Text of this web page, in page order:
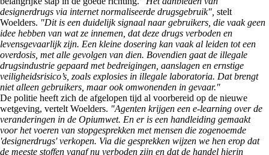
designerdrugs via internet normaliseerde drugsgebruik", stelt
Woelders. "Dit is een duidelijk signaal naar gebruikers, die vaak geen
idee hebben van wat ze innemen, dat deze drugs verboden en
levensgevaarlijk zijn. Een kleine dosering kan vaak al leiden tot een
overdosis, met alle gevolgen van dien. Bovendien gaat de illegale
drugsindustrie gepaard met bedreigingen, aanslagen en ernstige
veiligheidsrisico’s, zoals explosies in illegale laboratoria. Dat brengt
niet alleen gebruikers, maar ook omwonenden in gevaar."
De politie heeft zich de afgelopen tijd al voorbereid op de nieuwe
wetgeving, vertelt Woelders. "Agenten krijgen een e-learning over de
veranderingen in de Opiumwet. En er is een handleiding gemaakt
voor het voeren van stopgesprekken met mensen die zogenoemde
'designerdrugs' verkopen. Via die gesprekken wijzen we hen erop dat
de meeste stoffen vanaf nu verboden zijn en dat de handel hierin